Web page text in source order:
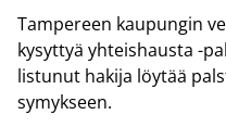
Tam­pe­reen kau­pun­gin
ky­syt­tyä yh­teis­haus­ta -​
lis­tu­nut ha­ki­ja löy­tää
sy­myk­seen.